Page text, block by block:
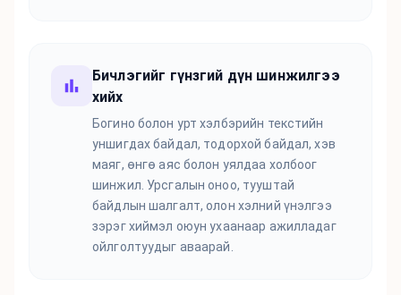
Бичлэгийг гүнзгий дүн шинжилгээ
хийх
Богино болон урт хэлбэрийн текстийн
уншигдах байдал, тодорхой байдал, хэв
маяг, өнгө аяс болон уялдаа холбоог
шинжил. Урсгалын оноо, тууштай
байдлын шалгалт, олон хэлний үнэлгээ
зэрэг хиймэл оюун ухаанаар ажилладаг
ойлголтуудыг аваарай.